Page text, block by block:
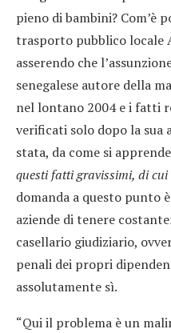
pieno di bambini? Com’è
trasporto pubblico locale
asserendo che
senegalese autore della
nel lontano 2004 e i fatti
verificati solo dopo la sua
stata, da come si
questi fatti gravissimi, di
domanda a questo punto
aziende di tenere
casellario giudiziario,
penali dei propri
assolutamente sì.
“Qui il problema è un